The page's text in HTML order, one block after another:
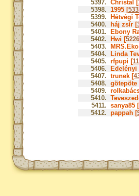
5397. Christal [
5398. 1995 [
5399.
Hétvégi
5400.
háj zsír [
5401.
Ebony
5402.
Hwi [
5403.
5404.
Linda
5405. rfpupi [
5406.
Edelényi
5407. trunek [
5408. götepöte
5409.
5410.
5411. sanya85 [
5412. pappah [